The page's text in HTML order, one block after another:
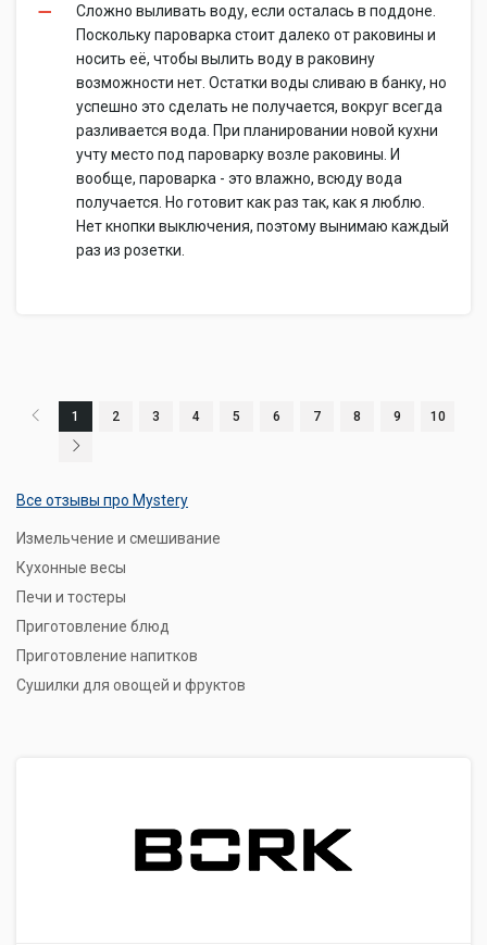
Сложно выливать воду, если осталась в поддоне.
Поскольку пароварка стоит далеко от раковины и
носить её, чтобы вылить воду в раковину
возможности нет. Остатки воды сливаю в банку, но
успешно это сделать не получается, вокруг всегда
разливается вода. При планировании новой кухни
учту место под пароварку возле раковины. И
вообще, пароварка - это влажно, всюду вода
получается. Но готовит как раз так, как я люблю.
Нет кнопки выключения, поэтому вынимаю каждый
раз из розетки.
1 2 3 4 5 6 7 8 9 10
Все отзывы про Mystery
Измельчение и смешивание
Кухонные весы
Печи и тостеры
Приготовление блюд
Приготовление напитков
Сушилки для овощей и фруктов